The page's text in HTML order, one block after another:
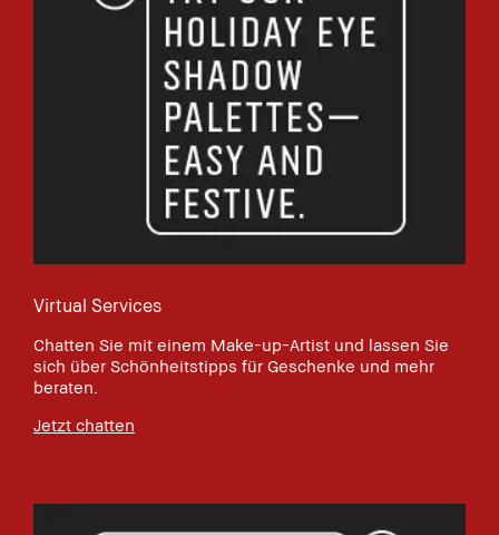
Virtual Services
Chatten Sie mit einem Make-up-Artist und lassen Sie
sich über Schönheitstipps für Geschenke und mehr
beraten.
Jetzt chatten